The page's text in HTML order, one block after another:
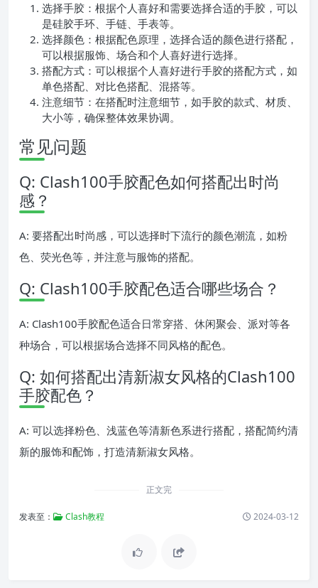
选择手胶：根据个人喜好和需要选择合适的手胶，可以
是硅胶手环、手链、手表等。
选择颜色：根据配色原理，选择合适的颜色进行搭配，
可以根据服饰、场合和个人喜好进行选择。
搭配方式：可以根据个人喜好进行手胶的搭配方式，如
单色搭配、对比色搭配、混搭等。
注意细节：在搭配时注意细节，如手胶的款式、材质、
大小等，确保整体效果协调。
常见问题
Q: Clash100手胶配色如何搭配出时尚
感？
A: 要搭配出时尚感，可以选择时下流行的颜色潮流，如粉
色、荧光色等，并注意与服饰的搭配。
Q: Clash100手胶配色适合哪些场合？
A: Clash100手胶配色适合日常穿搭、休闲聚会、派对等各
种场合，可以根据场合选择不同风格的配色。
Q: 如何搭配出清新淑女风格的Clash100
手胶配色？
A: 可以选择粉色、浅蓝色等清新色系进行搭配，搭配简约清
新的服饰和配饰，打造清新淑女风格。
正文完
发表至： Clash教程 2024-03-12